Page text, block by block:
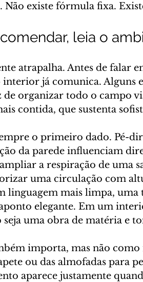
existe fórmula fixa.
leia o
atrapalha. Antes de falar
já comunica. Alguns
de organizar todo o campo
contida, que sustenta
o primeiro dado. Pé-
da parede influenciam
a respiração de uma
uma circulação com
linguagem mais limpa, uma
elegante. Em um
uma obra de matéria e
importa, mas não como
ou das almofadas para
aparece justamente